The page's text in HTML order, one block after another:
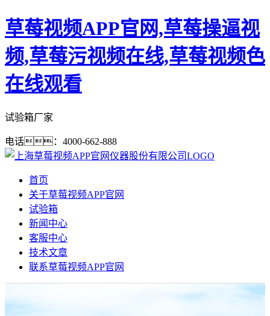
草莓视频APP官网,草莓操逼视
频,草莓污视频在线,草莓视频色
在线观看
试验箱厂家
电话：4000-662-888
首页
关于草莓视频APP官网
试验箱
新闻中心
客服中心
技术文章
联系草莓视频APP官网